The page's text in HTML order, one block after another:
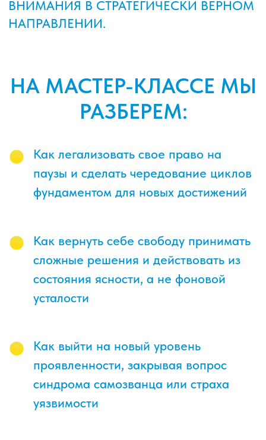
проявленности, закрывая вопрос
синдрома самозванца или страха
состоянием в реальном времени
11 марта (среда) в 19:00
по Москве
Живая встреча в Zoom
Количество мест ограничено для
Записаться сейчас